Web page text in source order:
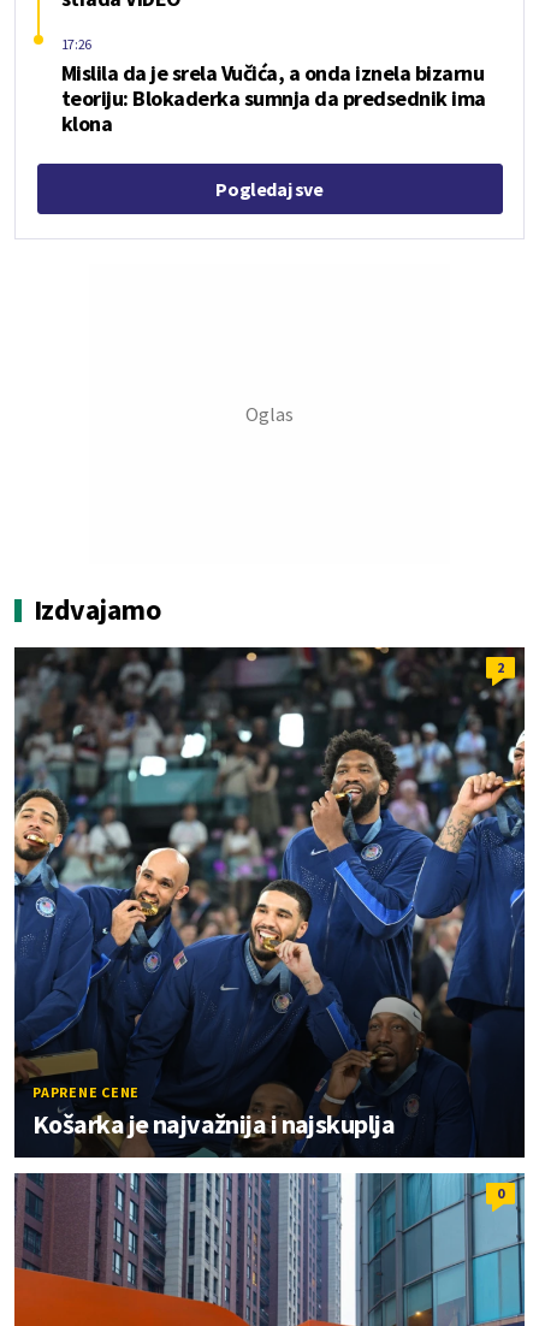
Mislila da je srela Vučića, a onda iznela bizarnu
teoriju: Blokaderka sumnja da predsednik ima
klona
17:26
Pogledaj sve
Izdvajamo
2
PAPRENE CENE
Košarka je najvažnija i najskuplja
0